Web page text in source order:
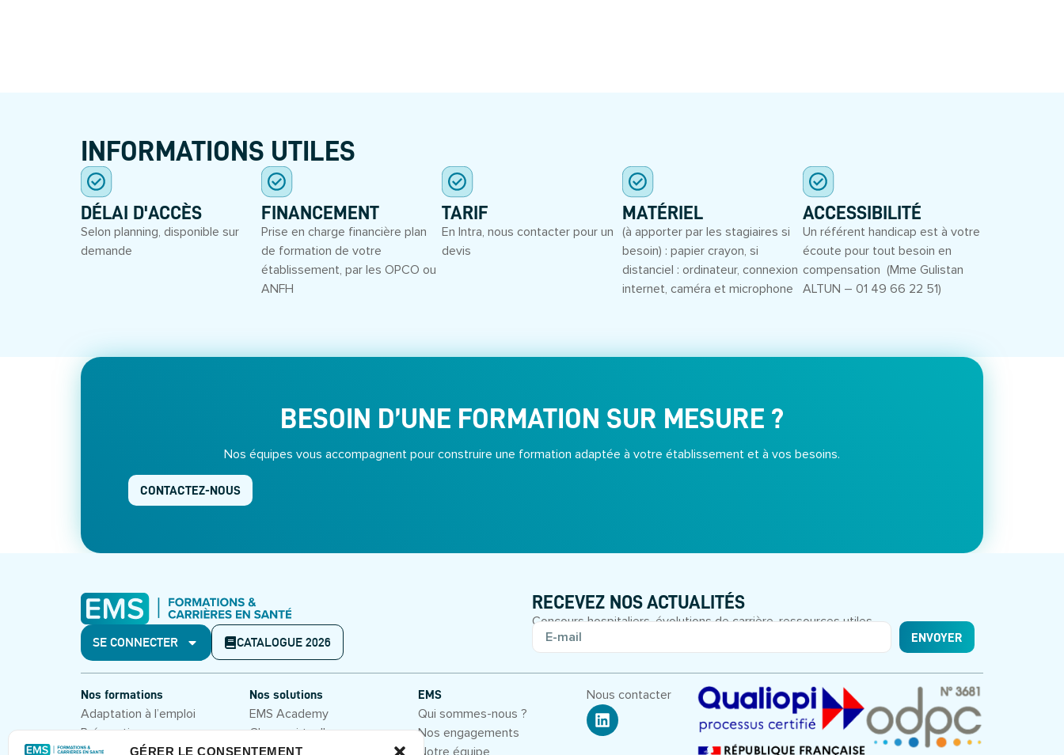
GÉRER LE CONSENTEMENT
INFORMATIONS UTILES
DÉLAI D'ACCÈS
Selon planning, disponible sur
demande
FINANCEMENT
Prise en charge financière plan
de formation de votre
établissement, par les OPCO ou
ANFH
TARIF
En Intra, nous contacter pour un
devis
MATÉRIEL
(à apporter par les stagiaires si
besoin) : papier crayon, si
distanciel : ordinateur, connexion
internet, caméra et microphone
ACCESSIBILITÉ
Un référent handicap est à votre
écoute pour tout besoin en
compensation (Mme Gulistan
ALTUN – 01 49 66 22 51)
BESOIN D’UNE FORMATION SUR MESURE ?
Nos équipes vous accompagnent pour construire une formation adaptée à votre établissement et à vos besoins.
CONTACTEZ-NOUS
SE CONNECTER CATALOGUE 2026
RECEVEZ NOS ACTUALITÉS
Concours hospitaliers, évolutions de carrière, ressources utiles.
ENVOYER
Nos formations
Adaptation à l’emploi
Préparation aux concours
Nos solutions
EMS Academy
Classe virtuelle
EMS
Qui sommes-nous ?
Nos engagements
Nous contacter